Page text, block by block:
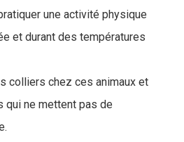
une activité physique
et durant des températures
colliers chez ces animaux et
qui ne mettent pas de